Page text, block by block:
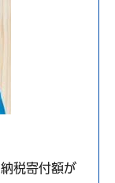
税寄付額が